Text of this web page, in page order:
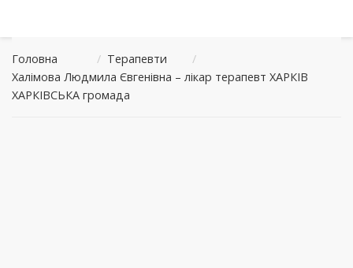
Головна / Терапевти
/
Халімова Людмила Євгенівна – лікар терапевт ХАРКІВ
ХАРКІВСЬКА громада